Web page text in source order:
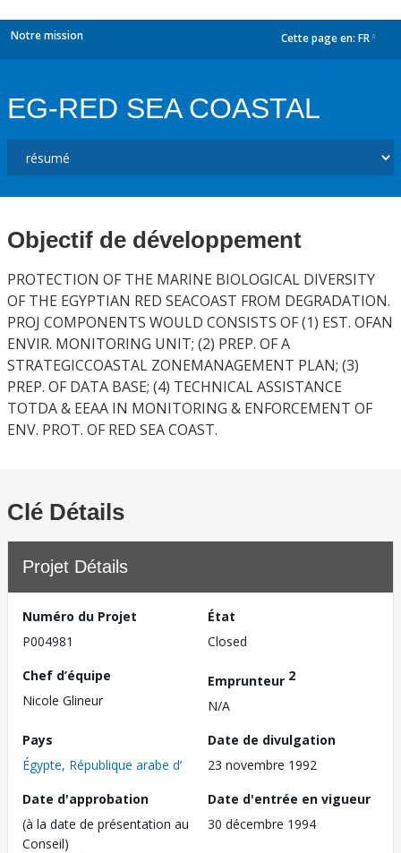
Notre mission Cette page en: FR
EG-RED SEA COASTAL
Objectif de développement
PROTECTION OF THE MARINE BIOLOGICAL DIVERSITY
OF THE EGYPTIAN RED SEACOAST FROM DEGRADATION.
PROJ COMPONENTS WOULD CONSISTS OF (1) EST. OFAN
ENVIR. MONITORING UNIT; (2) PREP. OF A
STRATEGICCOASTAL ZONEMANAGEMENT PLAN; (3)
PREP. OF DATA BASE; (4) TECHNICAL ASSISTANCE
TOTDA & EEAA IN MONITORING & ENFORCEMENT OF
ENV. PROT. OF RED SEA COAST.
Clé Détails
Projet Détails
Numéro du Projet
P004981
État
Closed
Chef d’équipe
Nicole Glineur
Emprunteur 2
N/A
Pays
Égypte, République arabe d’
Date de divulgation
23 novembre 1992
Date d'approbation
(à la date de présentation au
Conseil)
Date d'entrée en vigueur
30 décembre 1994